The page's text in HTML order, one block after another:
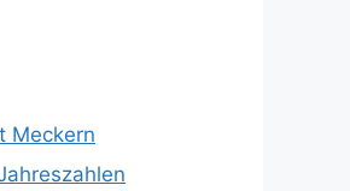
Meckern